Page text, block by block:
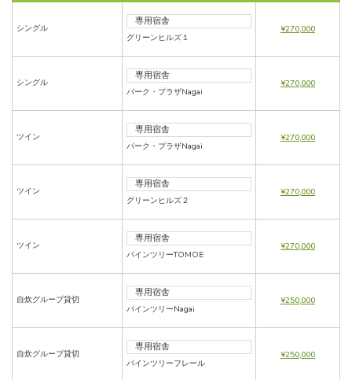
シングル
専用宿舎
グリーンヒルズ１
¥270,000
シングル
専用宿舎
パーク・プラザNagai
¥270,000
ツイン
専用宿舎
パーク・プラザNagai
¥270,000
ツイン
専用宿舎
グリーンヒルズ２
¥270,000
ツイン
専用宿舎
パインツリーTOMOE
¥270,000
自炊グループ貸切
専用宿舎
パインツリーNagai
¥250,000
自炊グループ貸切
専用宿舎
パインツリーフレール
¥250,000